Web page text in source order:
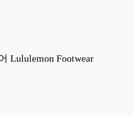
Lululemon Footwear